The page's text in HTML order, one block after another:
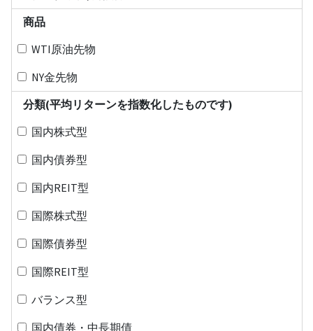
商品
WTI原油先物
NY金先物
分類(平均リターンを指数化したものです)
国内株式型
国内債券型
国内REIT型
国際株式型
国際債券型
国際REIT型
バランス型
国内債券・中長期債